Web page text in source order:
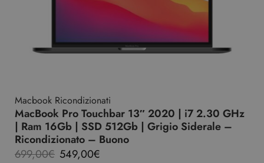
Macbook Ricondizionati
MacBook Pro Touchbar 13″ 2020 | i7 2.30 GHz
| Ram 16Gb | SSD 512Gb | Grigio Siderale –
Ricondizionato – Buono
699,00€ 549,00€